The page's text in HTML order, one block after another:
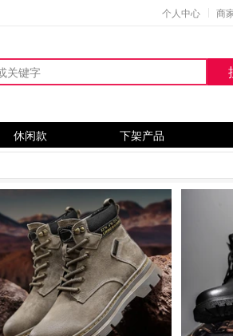
个人中心 商
休闲款 下架产品